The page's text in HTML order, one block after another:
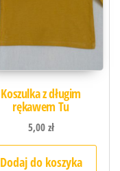
Koszulka z długim
rękawem Tu
5,00zł
Dodaj do koszyka